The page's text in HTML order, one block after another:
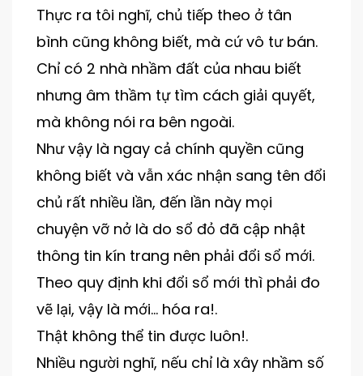
Thực ra tôi nghĩ, chủ tiếp theo ở tân
bình cũng không biết, mà cứ vô tư bán.
Chỉ có 2 nhà nhầm đất của nhau biết
nhưng âm thầm tự tìm cách giải quyết,
mà không nói ra bên ngoài.
Như vậy là ngay cả chính quyền cũng
không biết và vẫn xác nhận sang tên đổi
chủ rất nhiều lần, đến lần này mọi
chuyện vỡ nở là do sổ đỏ đã cập nhật
thông tin kín trang nên phải đổi sổ mới.
Theo quy định khi đổi sổ mới thì phải đo
vẽ lại, vậy là mới… hóa ra!.
Thật không thể tin được luôn!.
Nhiều người nghĩ, nếu chỉ là xây nhầm số